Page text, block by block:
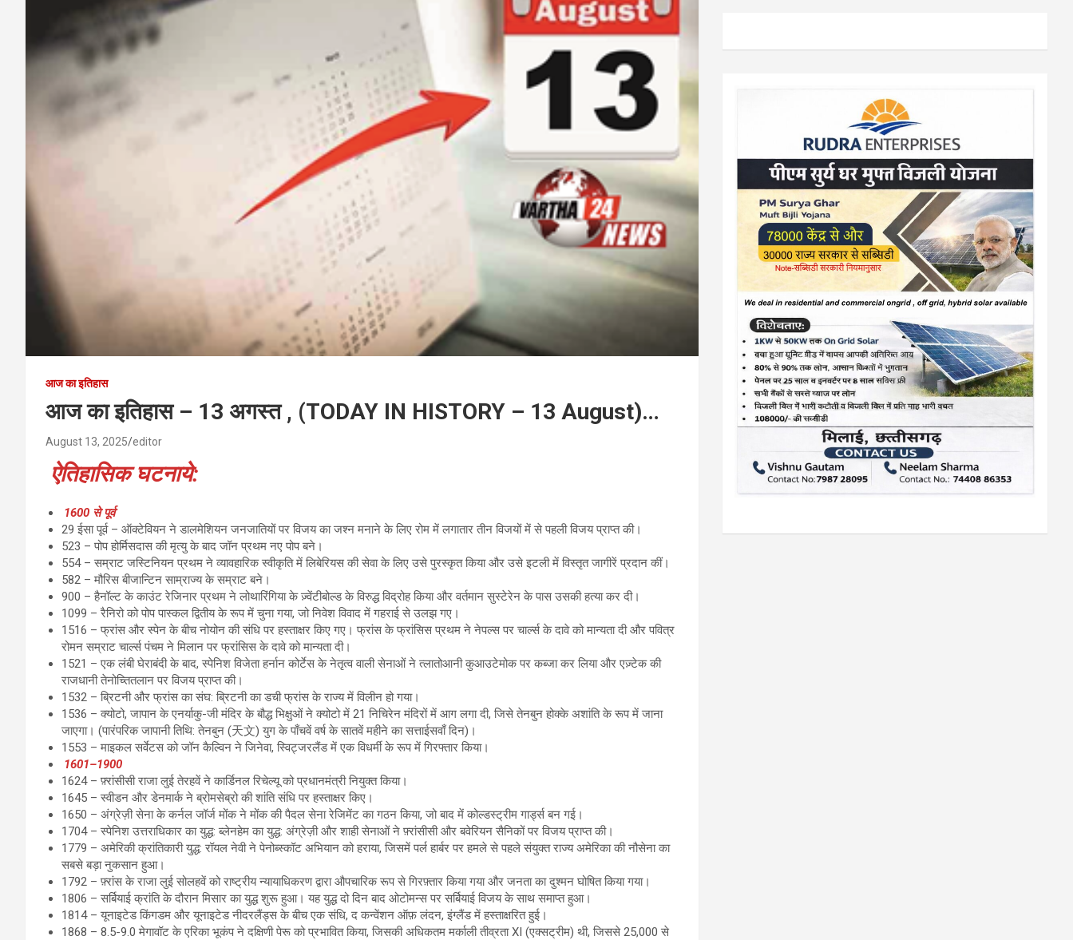
आज का इतिहास
आज का इतिहास – 13 अगस्त , (TODAY IN HISTORY – 13 August)…
August 13, 2025 editor
ऐतिहासिक घटनाये:
1600 से पूर्व
29 ईसा पूर्व – ऑक्टेवियन ने डालमेशियन जनजातियों पर विजय का जश्न मनाने के लिए रोम में लगातार तीन विजयों में से पहली विजय प्राप्त की।
523 – पोप होर्मिसदास की मृत्यु के बाद जॉन प्रथम नए पोप बने।
554 – सम्राट जस्टिनियन प्रथम ने व्यावहारिक स्वीकृति में लिबेरियस की सेवा के लिए उसे पुरस्कृत किया और उसे इटली में विस्तृत जागीरें प्रदान कीं।
582 – मौरिस बीजान्टिन साम्राज्य के सम्राट बने।
900 – हैनॉल्ट के काउंट रेजिनार प्रथम ने लोथारिंगिया के ज़्वेंटीबोल्ड के विरुद्ध विद्रोह किया और वर्तमान सुस्टेरेन के पास उसकी हत्या कर दी।
1099 – रैनिरो को पोप पास्कल द्वितीय के रूप में चुना गया, जो निवेश विवाद में गहराई से उलझ गए।
1516 – फ्रांस और स्पेन के बीच नोयोन की संधि पर हस्ताक्षर किए गए। फ्रांस के फ्रांसिस प्रथम ने नेपल्स पर चार्ल्स के दावे को मान्यता दी और पवित्र
रोमन सम्राट चार्ल्स पंचम ने मिलान पर फ्रांसिस के दावे को मान्यता दी।
1521 – एक लंबी घेराबंदी के बाद, स्पेनिश विजेता हर्नान कोर्टेस के नेतृत्व वाली सेनाओं ने त्लातोआनी कुआउटेमोक पर कब्जा कर लिया और एज़्टेक की
राजधानी तेनोच्तितलान पर विजय प्राप्त की।
1532 – ब्रिटनी और फ्रांस का संघ: ब्रिटनी का डची फ्रांस के राज्य में विलीन हो गया।
1536 – क्योटो, जापान के एनर्याकु-जी मंदिर के बौद्ध भिक्षुओं ने क्योटो में 21 निचिरेन मंदिरों में आग लगा दी, जिसे तेनबुन होक्के अशांति के रूप में जाना
जाएगा। (पारंपरिक जापानी तिथि: तेनबुन (天文) युग के पाँचवें वर्ष के सातवें महीने का सत्ताईसवाँ दिन)।
1553 – माइकल सर्वेटस को जॉन कैल्विन ने जिनेवा, स्विट्जरलैंड में एक विधर्मी के रूप में गिरफ्तार किया।
1601–1900
1624 – फ़्रांसीसी राजा लुई तेरहवें ने कार्डिनल रिचेल्यू को प्रधानमंत्री नियुक्त किया।
1645 – स्वीडन और डेनमार्क ने ब्रोमसेब्रो की शांति संधि पर हस्ताक्षर किए।
1650 – अंग्रेज़ी सेना के कर्नल जॉर्ज मोंक ने मोंक की पैदल सेना रेजिमेंट का गठन किया, जो बाद में कोल्डस्ट्रीम गार्ड्स बन गई।
1704 – स्पेनिश उत्तराधिकार का युद्ध: ब्लेनहेम का युद्ध: अंग्रेज़ी और शाही सेनाओं ने फ़्रांसीसी और बवेरियन सैनिकों पर विजय प्राप्त की।
1779 – अमेरिकी क्रांतिकारी युद्ध: रॉयल नेवी ने पेनोब्स्कॉट अभियान को हराया, जिसमें पर्ल हार्बर पर हमले से पहले संयुक्त राज्य अमेरिका की नौसेना का
सबसे बड़ा नुकसान हुआ।
1792 – फ़्रांस के राजा लुई सोलहवें को राष्ट्रीय न्यायाधिकरण द्वारा औपचारिक रूप से गिरफ़्तार किया गया और जनता का दुश्मन घोषित किया गया।
1806 – सर्बियाई क्रांति के दौरान मिसार का युद्ध शुरू हुआ। यह युद्ध दो दिन बाद ओटोमन्स पर सर्बियाई विजय के साथ समाप्त हुआ।
1814 – यूनाइटेड किंगडम और यूनाइटेड नीदरलैंड्स के बीच एक संधि, द कन्वेंशन ऑफ़ लंदन, इंग्लैंड में हस्ताक्षरित हुई।
1868 – 8.5-9.0 मेगावॉट के एरिका भूकंप ने दक्षिणी पेरू को प्रभावित किया, जिसकी अधिकतम मर्काली तीव्रता XI (एक्सट्रीम) थी, जिससे 25,000 से